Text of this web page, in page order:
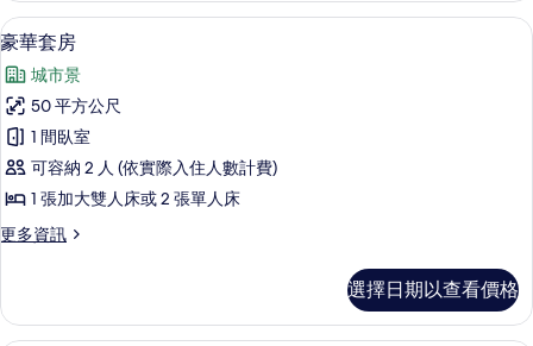
相
片
床
房
詳
情
顯
示
豪
華
套
房
所
相
片
5
豪華套房
城市景
50 平方公尺
1 間臥室
可容納 2 人 (依實際入住人數計費)
1 張加大雙人床或 2 張單人床
更多資訊
更
套
房
選擇日期以查看價格